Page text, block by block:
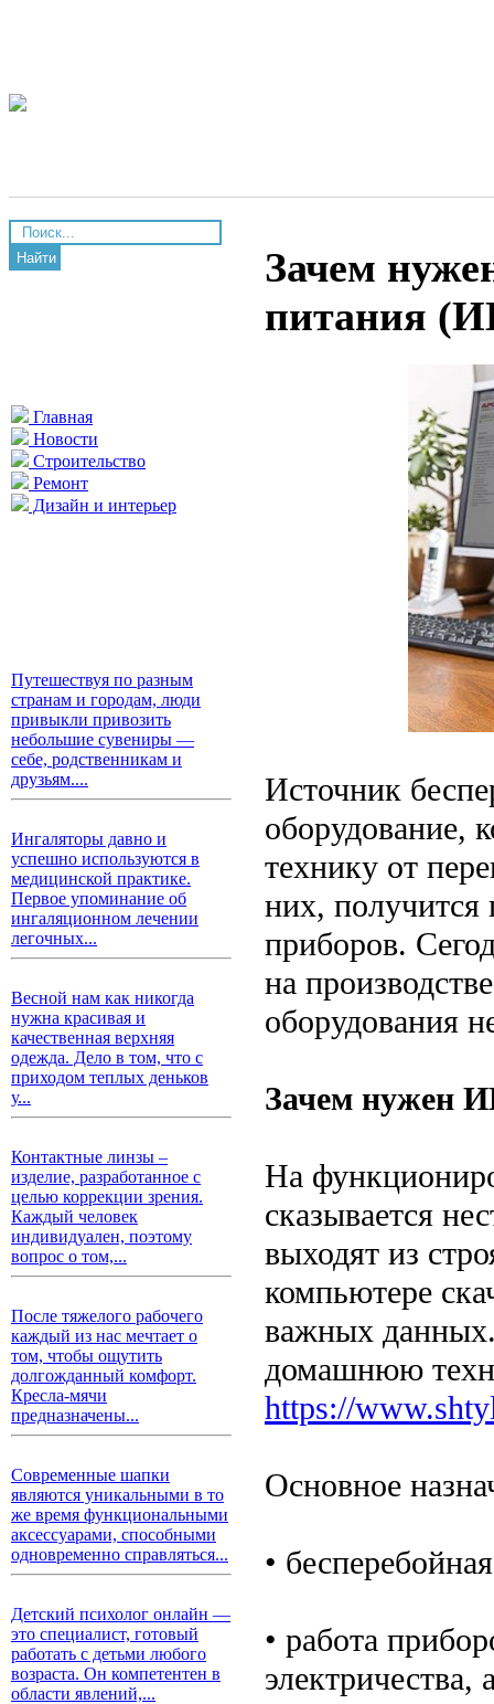
Найти
Главная
Новости
Строительство
Ремонт
Дизайн и интерьер
Путешествуя по разным
странам и городам, люди
привыкли привозить
небольшие сувениры —
себе, родственникам и
друзьям....
Ингаляторы давно и
успешно используются в
медицинской практике.
Первое упоминание об
ингаляционном лечении
легочных...
Весной нам как никогда
нужна красивая и
качественная верхняя
одежда. Дело в том, что с
приходом теплых деньков
у...
Контактные линзы –
изделие, разработанное с
целью коррекции зрения.
Каждый человек
индивидуален, поэтому
вопрос о том,...
После тяжелого рабочего
каждый из нас мечтает о
том, чтобы ощутить
долгожданный комфорт.
Кресла-мячи
предназначены...
Современные шапки
являются уникальными в то
же время функциональными
аксессуарами, способными
одновременно справляться...
Детский психолог онлайн —
это специалист, готовый
работать с детьми любого
возраста. Он компетентен в
области явлений,...
Зачем
питания
Источник
оборудование,
технику от
них,
приборов.
на
оборудования
Зачем нужен
На
сказывается
выходят из
компьютере
важных
домашнюю
https://
Основное
•
• работа